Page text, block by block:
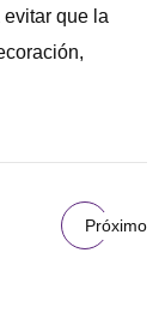
que la
Próximo